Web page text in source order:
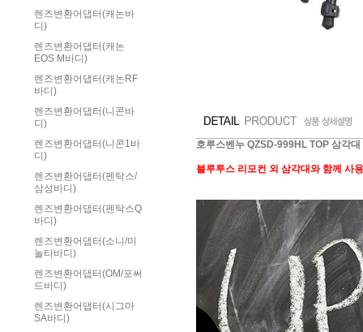
렌즈변환어댑터(캐논바
디)
렌즈변환어댑터(캐논
EOS M바디)
렌즈변환어댑터(캐논RF
바디)
렌즈변환어댑터(니콘바
디)
렌즈변환어댑터(니콘1바
디)
렌즈변환어댑터(펜탁스/
삼성바디)
렌즈변환어댑터(펜탁스Q
바디)
렌즈변환어댑터(소니/미
놀타바디)
렌즈변환어댑터(OM/포써
드바디)
렌즈변환어댑터(시그마
SA바디)
호루스벤누 QZSD-999HL TOP 삼각
블루투스 리모컨 외 삼각대와 함께 사